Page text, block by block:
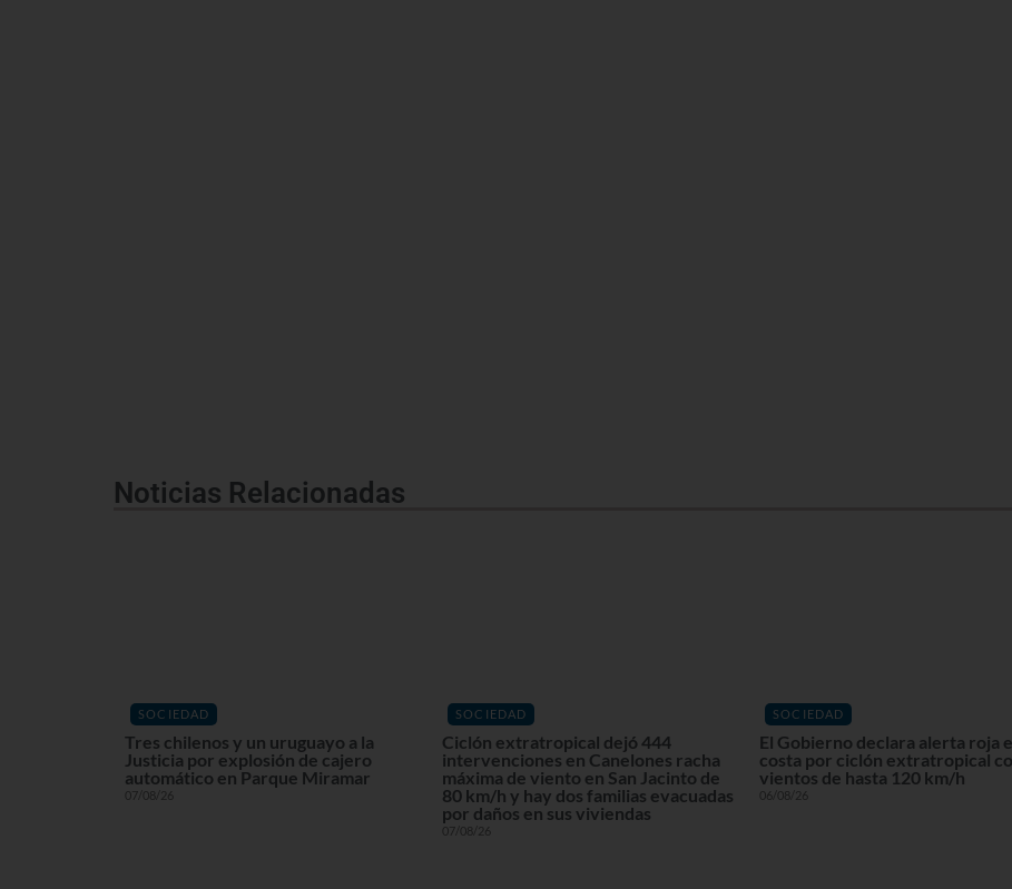
Noticias Relacionadas
SOCIEDAD
Tres chilenos y un uruguayo a la
Justicia por explosión de cajero
automático en Parque Miramar
07/08/26
SOCIEDAD
Ciclón extratropical dejó 444
intervenciones en Canelones racha
máxima de viento en San Jacinto de
80 km/h y hay dos familias evacuadas
por daños en sus viviendas
07/08/26
SOCIEDAD
El Gobierno declara alerta roja
costa por ciclón extratropical
vientos de hasta 120 km/h
06/08/26